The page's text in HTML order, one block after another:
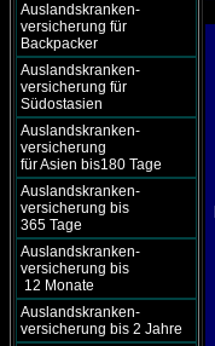
Auslandskranken-
versicherung für
Backpacker
Auslandskranken-
versicherung für
Südostasien
Auslandskranken-
versicherung
für Asien bis180 Tage
Auslandskranken-
versicherung bis
365 Tage
Auslandskranken-
versicherung bis
12 Monate
Auslandskranken-
versicherung bis 2 Jahre